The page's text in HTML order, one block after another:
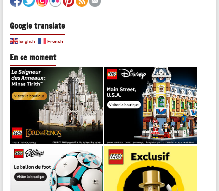
Google translate
English French
En ce moment